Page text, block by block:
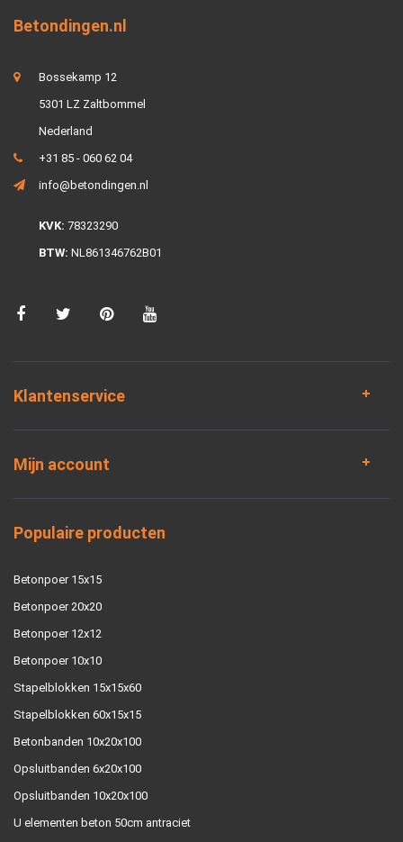
Betondingen.nl
Bossekamp 12
5301 LZ Zaltbommel
Nederland
+31 85 - 060 62 04
info@betondingen.nl
KVK: 78323290
BTW: NL861346762B01
Klantenservice
Mijn account
Populaire producten
Betonpoer 15x15
Betonpoer 20x20
Betonpoer 12x12
Betonpoer 10x10
Stapelblokken 15x15x60
Stapelblokken 60x15x15
Betonbanden 10x20x100
Opsluitbanden 6x20x100
Opsluitbanden 10x20x100
U elementen beton 50cm antraciet